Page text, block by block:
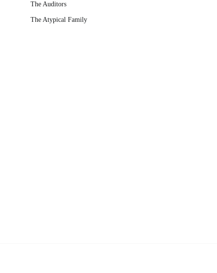
The Auditors
The Atypical Family